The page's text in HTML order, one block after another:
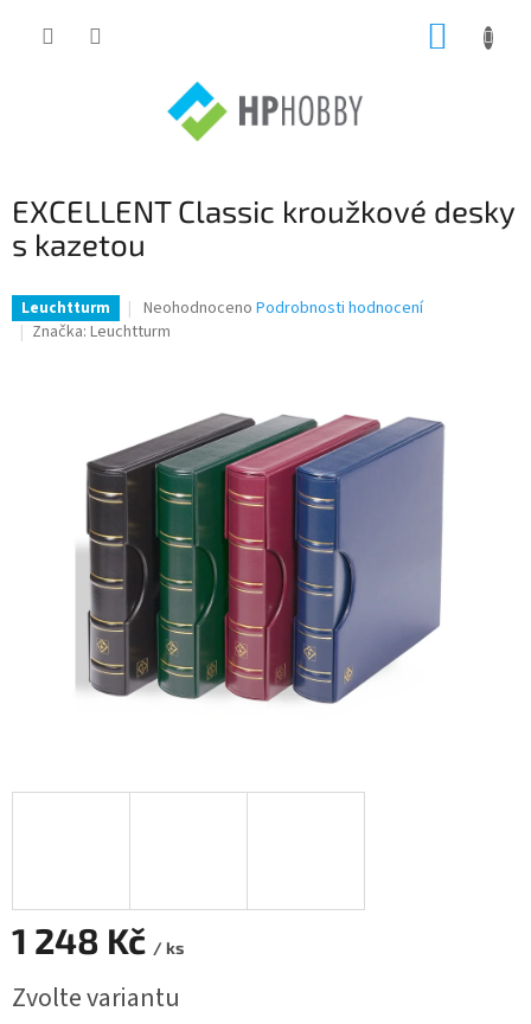
EXCELLENT Classic kroužkové desky
s kazetou
Leuchtturm
Průměrné
hodnocení
5
hvězdiček.
Neohodnoceno Podrobnosti hodnocení
Značka: Leuchtturm
1 248 Kč / ks
cena:
Zvolte variantu